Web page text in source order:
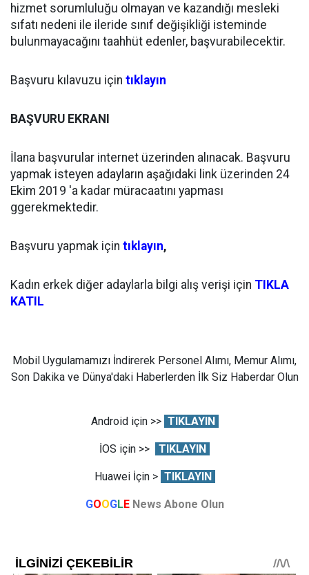
hizmet sorumluluğu olmayan ve kazandığı mesleki
sıfatı nedeni ile ileride sınıf değişikliği isteminde
bulunmayacağını taahhüt edenler, başvurabilecektir.
Başvuru kılavuzu için tıklayın
BAŞVURU EKRANI
İlana başvurular internet üzerinden alınacak. Başvuru
yapmak isteyen adayların aşağıdaki link üzerinden 24
Ekim 2019 'a kadar müracaatını yapması
ggerekmektedir.
Başvuru yapmak için tıklayın,
Kadın erkek diğer adaylarla bilgi alış verişi için TIKLA
KATIL
Mobil Uygulamamızı İndirerek Personel Alımı, Memur Alımı,
Son Dakika ve Dünya'daki Haberlerden İlk Siz Haberdar Olun
Android için >> TIKLAYIN
İOS için >> TIKLAYIN
Huawei İçin > TIKLAYIN
GOOGLE News Abone Olun